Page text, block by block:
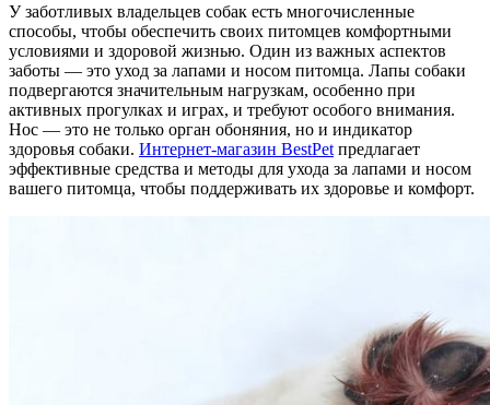
У заботливых владельцев собак есть многочисленные
способы, чтобы обеспечить своих питомцев комфортными
условиями и здоровой жизнью. Один из важных аспектов
заботы — это уход за лапами и носом питомца. Лапы собаки
подвергаются значительным нагрузкам, особенно при
активных прогулках и играх, и требуют особого внимания.
Нос — это не только орган обоняния, но и индикатор
здоровья собаки. Интернет-магазин BestPet предлагает
эффективные средства и методы для ухода за лапами и носом
вашего питомца, чтобы поддерживать их здоровье и комфорт.